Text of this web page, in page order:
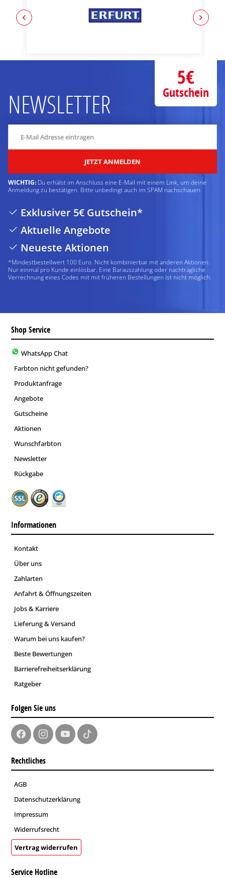
NEWSLETTER
JETZT ANMELDEN
WICHTIG: Du erhälst im Anschluss eine E-Mail mit einem Link, um deine
Anmeldung zu bestätigen. Bitte unbedingt auch im SPAM nachschauen
Exklusiver 5€ Gutschein*
Aktuelle Angebote
Neueste Aktionen
*Mindestbestellwert 100 Euro. Nicht kombinierbar mit anderen Aktionen.
Nur einmal pro Kunde einlösbar. Eine Barauszahlung oder nachträgliche
Verrechnung eines Codes mit mit früheren Bestellungen ist nicht möglich.
5€
Gutschein
Shop Service
WhatsApp Chat
Farbton nicht gefunden?
Produktanfrage
Angebote
Gutscheine
Aktionen
Wunschfarbton
Newsletter
Rückgabe
Informationen
Kontakt
Über uns
Zahlarten
Anfahrt & Öffnungszeiten
Jobs & Karriere
Lieferung & Versand
Warum bei uns kaufen?
Beste Bewertungen
Barrierefreiheitserklärung
Ratgeber
Folgen Sie uns
Rechtliches
AGB
Datenschutzerklärung
Impressum
Widerrufsrecht
Vertrag widerrufen
Service Hotline